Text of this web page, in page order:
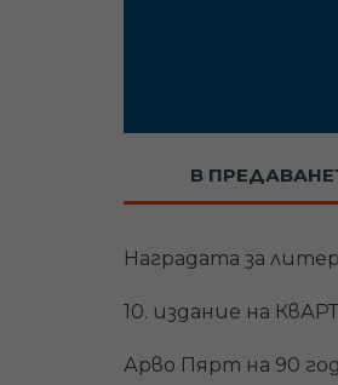
В
Наградата за
10. издание на
Арво Пярт на 90